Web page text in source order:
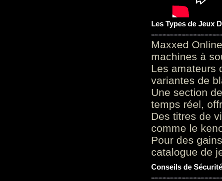
Les Types de Jeux
Maxxed
machines à
Les amateurs
variantes de
Une section
temps réel,
Des titres de
comme le
Pour des
catalogue de
Conseils de